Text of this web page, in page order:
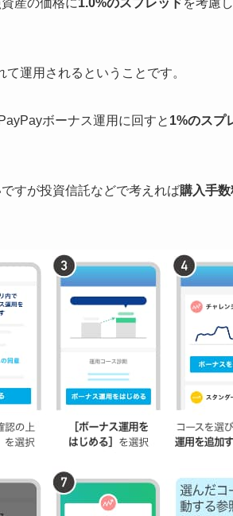
て運用されるということです。
ボーナス運用に回すと 1%のスプ
すが投資信託などで考えれば購入手